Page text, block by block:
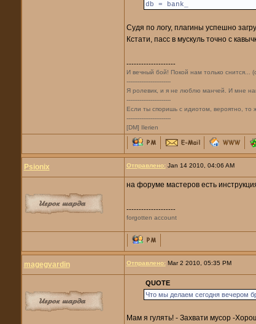
db = bank_
Судя по логу, плагины успешно
Кстати, пасс в мускуль точно с
--------------------
И вечный бой! Покой нам только снится...
------------------------
Я ролевик, и я не люблю манчей. И мне
------------------------
Если ты споришь с идиотом, вероятно, то
------------------------
[DM] Ilerien
Psionix Отправлено:Jan 14 2010, 04:06 AM
на форуме мастеров есть
--------------------
forgotten account
magegvardin Отправлено:Mar 2 2010, 05:35 PM
QUOTE
Что мы делаем сегодня вечером
Мам я гулять! - Захвати мусор -